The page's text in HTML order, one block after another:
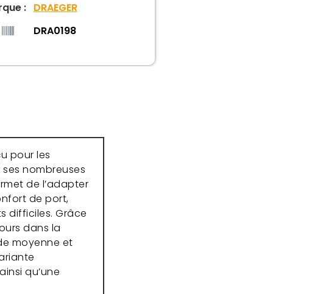
: DRAEGER
DRA0198
pour les
nombreuses
de l’adapter
de port,
difficiles. Grâce
dans la
moyenne et
qu’une